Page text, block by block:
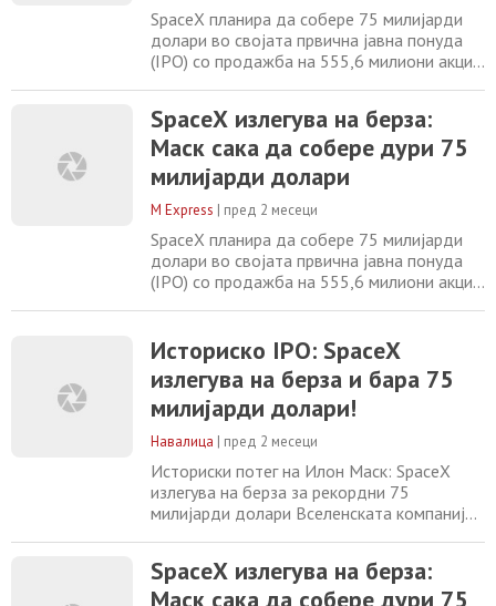
SpaceX планира да собере 75 милијарди
долари во својата првична јавна понуда
(IPO) со продажба на 555,6 милиони акции
прашање. Ројтерс претходно во вторник
објави дека компанијата на Илон Маск за
ракетна технологија и сателитски
комуникации се надева дека ќе собере
најмалку
SpaceX излегува на берза:
Маск сака да собере дури 75
милијарди долари
M Express | пред 2 месеци
SpaceX планира да собере 75 милијарди
долари во својата првична јавна понуда
(IPO) со продажба на 555,6 милиони акции
излегува на берза: Маск сака да собере
дури 75 милијарди долари е превземен од
USB.mk . The post SpaceX излегува на
берза: Маск сака да собере дури 75
Историско IPO: SpaceX
излегува на берза и бара 75
милијарди долари!
Навалица | пред 2 месеци
Историски потег на Илон Маск: SpaceX
излегува на берза за рекордни 75
милијарди долари Вселенската компанија
неверојатни седумдесет и пет милијарди
долари. Компанијата ќе понуди над
SpaceX излегува на берза:
Маск сака да собере дури 75